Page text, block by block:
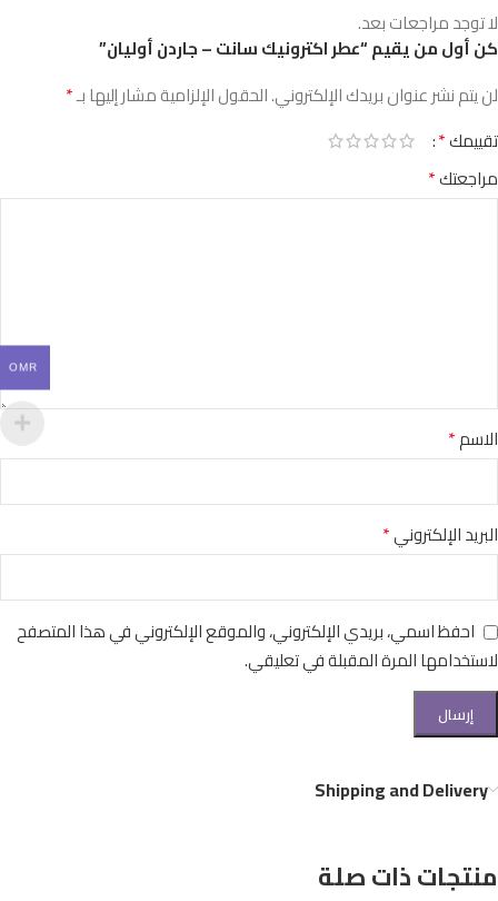
لا توجد مراجعات بعد.
كن أول من يقيم “عطر اكترونيك سانت – جاردن أوليان”
لن يتم نشر عنوان بريدك الإلكتروني.الحقول الإلزامية مشار إليها بـ*
تقييمك*
مراجعتك*
الاسم*
البريد الإلكتروني*
احفظ اسمي، بريدي الإلكتروني، والموقع الإلكتروني في هذا المتصفح
لاستخدامها المرة المقبلة في تعليقي.
Shipping and Delivery
منتجات ذات صلة
OMR